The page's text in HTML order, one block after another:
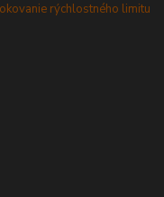
rýchlostného limitu